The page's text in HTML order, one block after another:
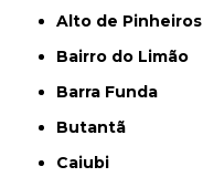
Alto de Pinheiros
Bairro do Limão
Barra Funda
Butantã
Caiubi